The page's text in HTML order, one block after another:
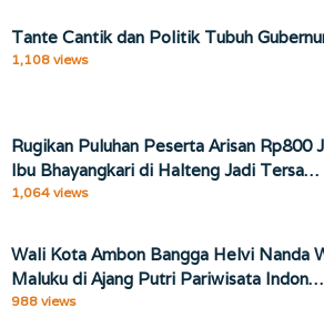
Tante Cantik dan Politik Tubuh
1,108 views
Rugikan Puluhan Peserta Arisan Rp800
Ibu Bhayangkari di Halteng Jadi Tersa…
1,064 views
Wali Kota Ambon Bangga Helvi Nanda
Maluku di Ajang Putri Pariwisata Indon…
988 views